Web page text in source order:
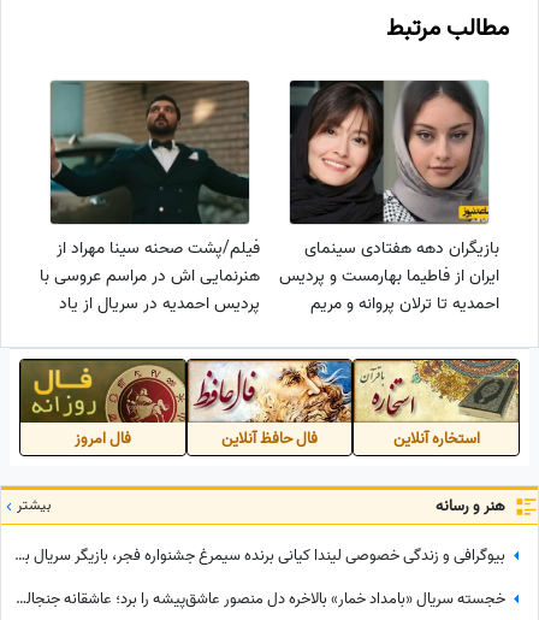
مطالب مرتبط
بازیگران دهه هفتادی سینمای
ایران از فاطیما بهارمست و پردیس
احمدیه تا ترلان پروانه و مریم
دوست دارید؟
فیلم/پشت صحنه سینا مهراد از
هنرنمایی اش در مراسم عروسی با
پردیس احمدیه در سریال از یاد
استخاره آنلاین فال حافظ آنلاین فال امروز
هنر و رسانه بیشتر
بیوگرافی و زندگی خصوصی لیندا کیانی برنده سیمرغ جشنواره فجر، بازیگر سریال بامداد خمار، پایتخت، دلدادگان و.../ از وضعیت ازدواج تا آلبوم تصاویر شخصی
خجسته سریال «بامداد خمار» بالاخره دل منصور عاشق‌پیشه را برد؛ عاشقانه جنجالی عموزاده‌های چشم‌رنگی که ارزش دیدن داره